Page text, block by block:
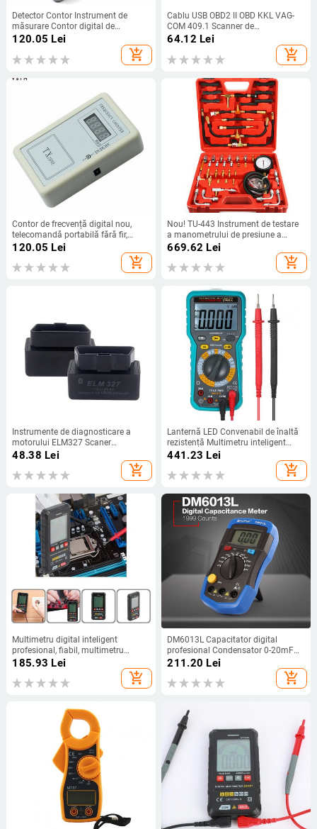
Detector Contor Instrument de
măsurare Contor digital de
frecvență Contor de mână
Telecomanda fără fir 250-450 MHZ
120.05 Lei
add_shopping_cart
Cablu USB OBD2 II OBD KKL VAG-
COM 409.1 Scanner de
diagnosticare pentru VW/Audi/Seat
64.12 Lei
add_shopping_cart
Contor de frecvență digital nou,
telecomandă portabilă fără fir,
detector de 250-450 MHZ,
120.05 Lei
add_shopping_cart
Nou! TU-443 Instrument de testare
a manometrului de presiune a
combustibilului pentru vehicule
complete Instrument de reparare a
manometrului de presiune a
669.62 Lei
add_shopping_cart
Instrumente de diagnosticare a
motorului ELM327 Scaner
Bluetooth OBD2 pentru Peugeot
Mazda Lexus Mitsubishi Chevrolet
Cadillac Fiat Seat Skoda Opel
48.38 Lei
add_shopping_cart
Lanternă LED Convenabil de înaltă
rezistență Multimetru inteligent
Țineți date Multimetru inteligent
Monitor LCD pentru electrician
441.23 Lei
add_shopping_cart
Multimetru digital inteligent
profesional, fiabil, multimetru
digital compact Gama automată
185.93 Lei
add_shopping_cart
DM6013L Capacitator digital
profesional Condensator 0-20mF
Tester electronic portabil de
capacitate LCD Iluminare din spate
211.20 Lei
add_shopping_cart